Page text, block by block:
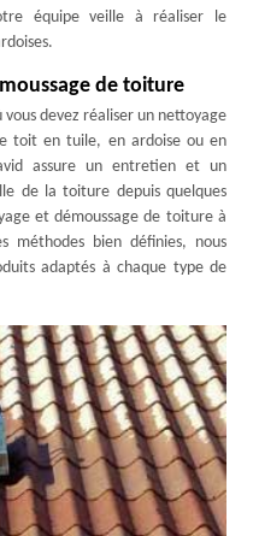
équipe veille à réaliser le
de toiture
vous devez réaliser un nettoyage
toit en tuile, en ardoise ou en
assure un entretien et un
de la toiture depuis quelques
et démoussage de toiture à
méthodes bien définies, nous
adaptés à chaque type de